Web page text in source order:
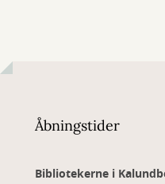
Åbningstider
Bibliotekerne i